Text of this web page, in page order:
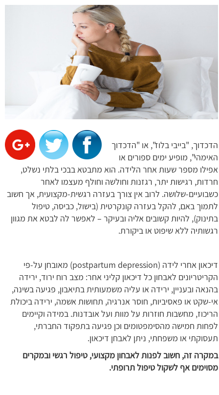
הדכדוך, "בייבי בלוז", או "הדכדוך
האימהי", מופיע ימים ספורים או
אפילו מספר שעות אחר הלידה. הוא מתבטא בבכי בלתי נשלט,
חרדות, רגישות יתר, רגזנות וחולשה וחולף מעצמו לאחר
כשבועיים-שלושה. לרוב אין צורך בעזרה רגשית-מקצועית, אך חשוב
לתמוך באם, להקל בעזרה קונקרטית (בישול, כביסה, טיפול
בתינוק), להיות קשובים אליה ובעיקר – לאפשר לה לבטא את מגוון
רגשותיה ללא שיפוט או ביקורת.
דיכאון אחרי לידה (postpartum depression) מאובחן על-פי
הקריטריונים לאבחון כל דיכאון קליני אחר: מצב רוח ירוד, ירידה
בהנאה ובעניין, ירידה או עליה משמעותית בתיאבון, פגיעה בשינה,
אי-שקט או פאסיביות, חוסר אנרגיה, תחושות אשמה, ירידה ביכולת
הריכוז, מחשבות חוזרות על מוות ועל אובדנות. במידה וקיימים
לפחות חמישה מהסימפטומים וכן פגיעה בתפקוד החברתי,
תעסוקתי או משפחתי, ניתן לאבחן דיכאון.
במקרה זה, חשוב לפנות לאבחון מקצועי, טיפול רגשי ובמקרים
מסוימים אף לשקול טיפול תרופתי.